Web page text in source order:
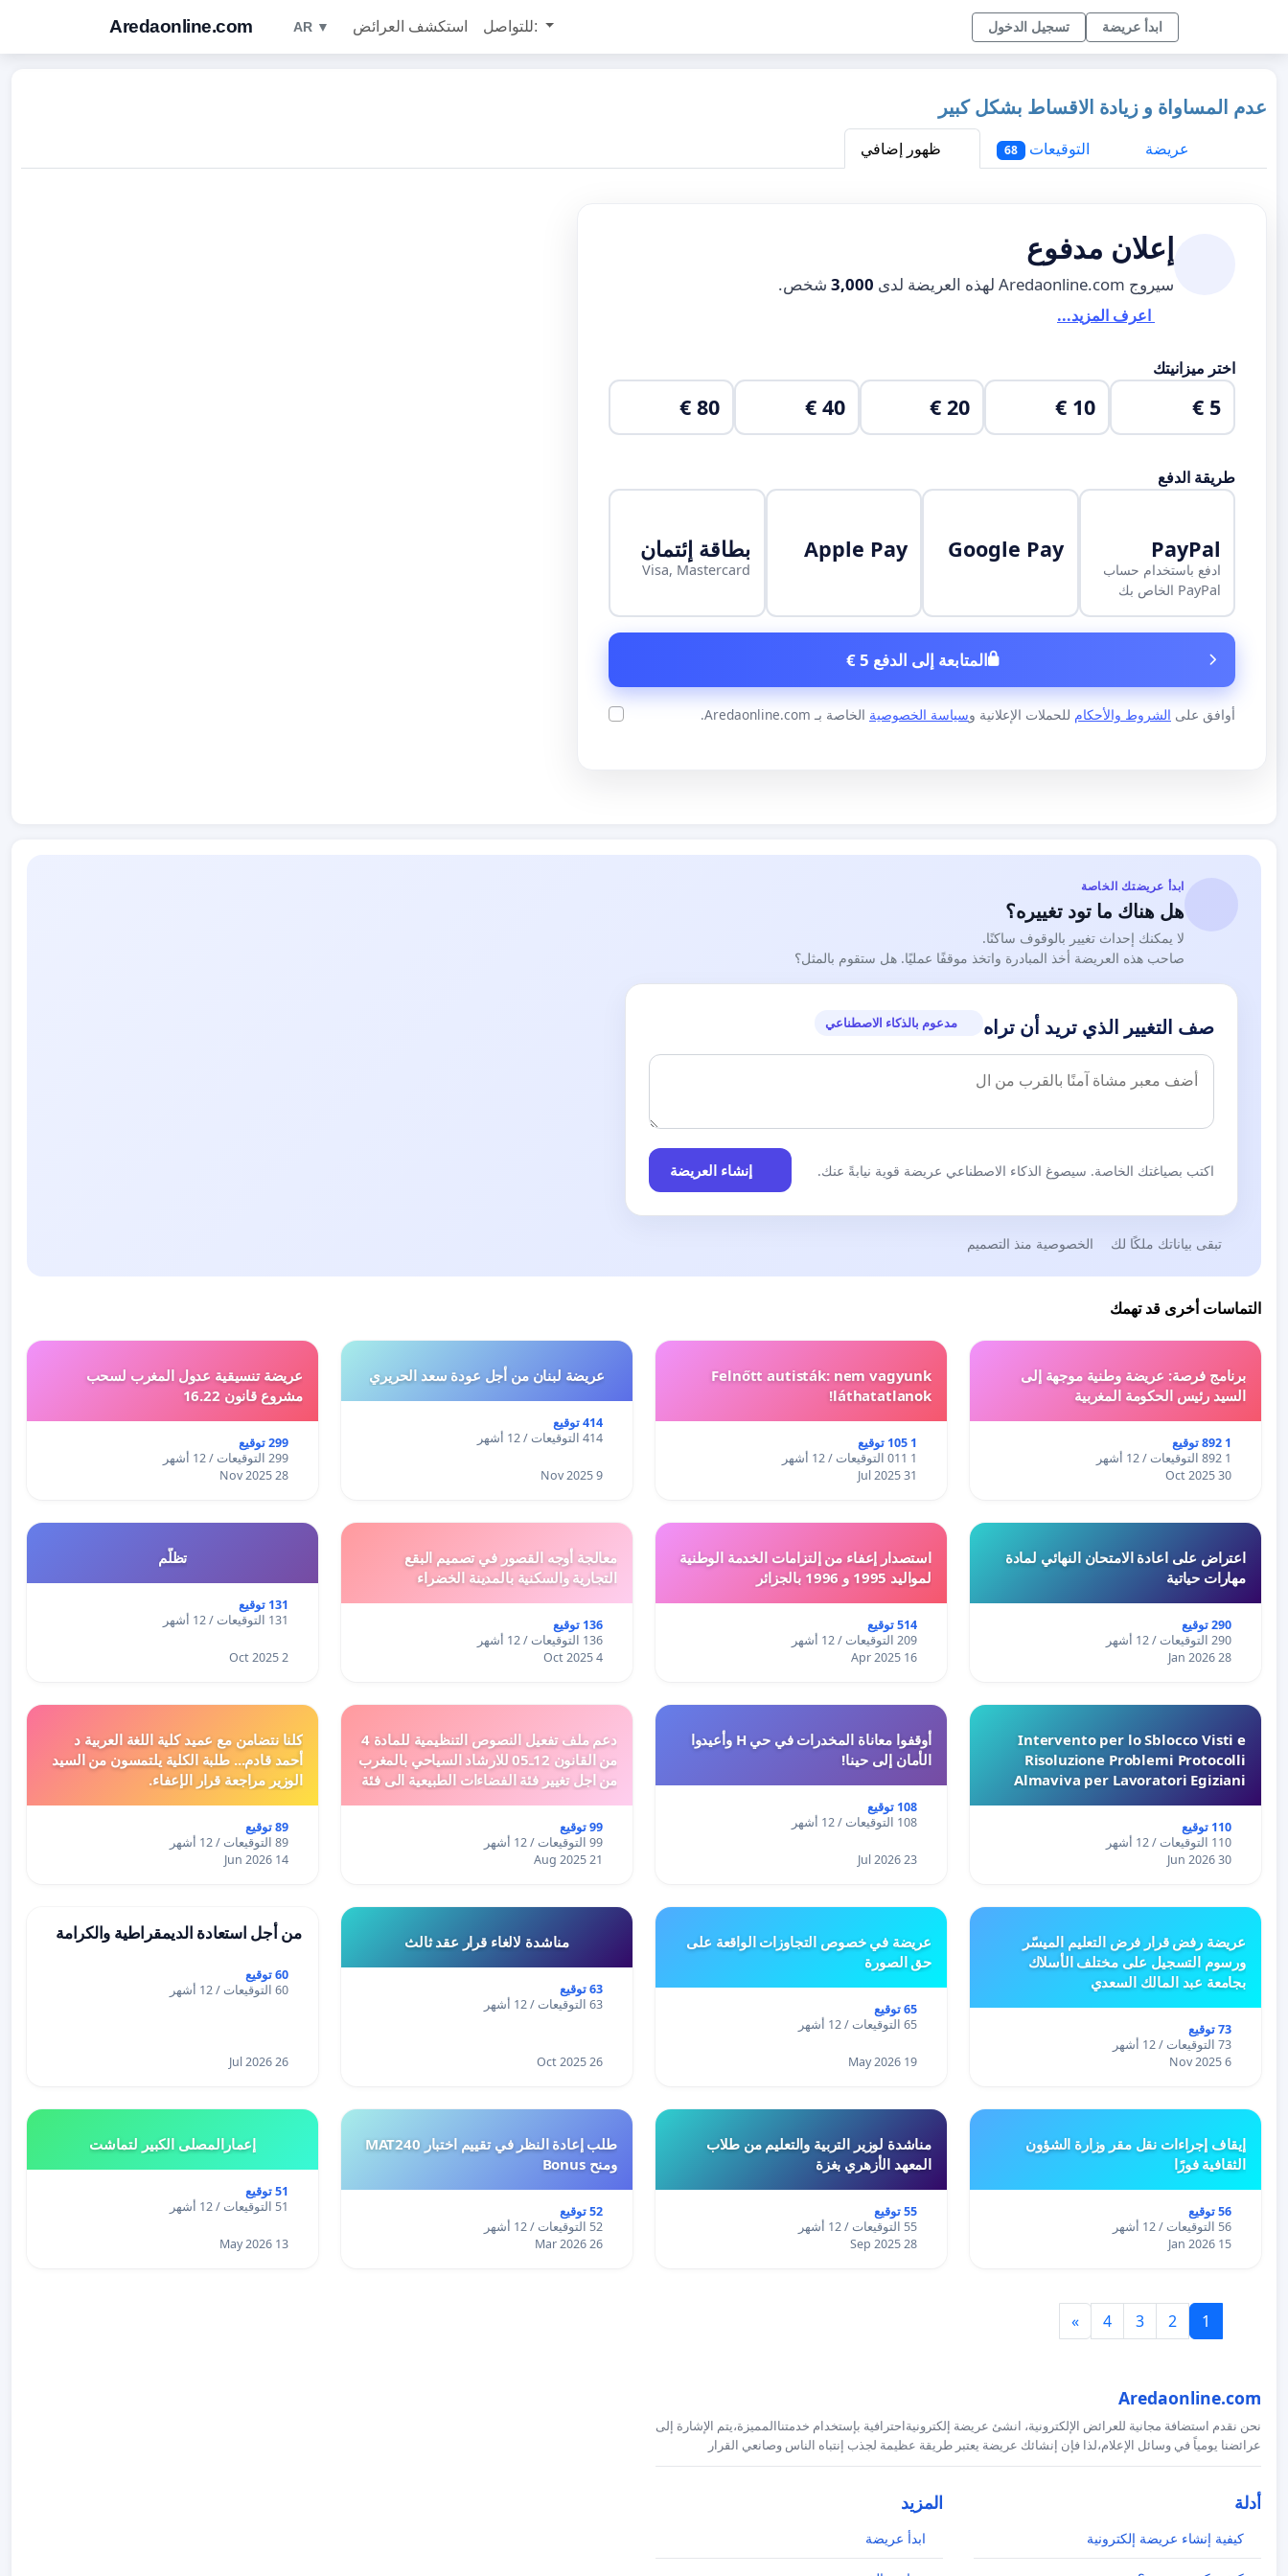
Aredaonline.com AR ▼ استكشف العرائض للتواصل: تسجيل الدخول ابدأ عريضة
عدم المساواة و زيادة الاقساط بشكل كبير
عريضة
التوقيعات 68 ظهور إضافي
إعلان مدفوع
سيروج Aredaonline.com لهذه العريضة لدى 3,000 شخص.
اعرف المزيد...
اختر ميزانيتك
5 €
10 €
20 €
40 €
80 €
طريقة الدفع
PayPal
ادفع باستخدام حساب
PayPal الخاص بك
Google Pay
Apple Pay بطاقة إئتمان
Visa, Mastercard
المتابعة إلى الدفع 5 €
أوافق على الشروط والأحكام للحملات الإعلانية وسياسة الخصوصية الخاصة بـ Aredaonline.com.
ابدأ عريضتك الخاصة
هل هناك ما تود تغييره؟
لا يمكنك إحداث تغيير بالوقوف ساكنًا.
صاحب هذه العريضة أخذ المبادرة واتخذ موقفًا عمليًا. هل ستقوم بالمثل؟
صف التغيير الذي تريد أن تراه مدعوم بالذكاء الاصطناعي
اكتب بصياغتك الخاصة. سيصوغ الذكاء الاصطناعي عريضة قوية نيابةً عنك. إنشاء العريضة
تبقى بياناتك ملكًا لك الخصوصية منذ التصميم
التماسات أخرى قد تهمك
برنامج فرصة: عريضة وطنية موجهة إلى
السيد رئيس الحكومة المغربية
1 892 توقيع
1 892 التوقيعات / 12 أشهر
30 Oct 2025
Felnőtt autisták: nem vagyunk
láthatatlanok!
1 105 توقيع
1 011 التوقيعات / 12 أشهر
31 Jul 2025
عريضة لبنان من أجل عودة سعد الحريري
414 توقيع
414 التوقيعات / 12 أشهر
9 Nov 2025
عريضة تنسيقية عدول المغرب لسحب
مشروع قانون 16.22
299 توقيع
299 التوقيعات / 12 أشهر
28 Nov 2025
اعتراض على اعادة الامتحان النهائي لمادة
مهارات حياتية
290 توقيع
290 التوقيعات / 12 أشهر
28 Jan 2026
استصدار إعفاء من إلتزامات الخدمة الوطنية
لمواليد 1995 و 1996 بالجزائر
514 توقيع
209 التوقيعات / 12 أشهر
16 Apr 2025
معالجة أوجه القصور في تصميم البقع
التجارية والسكنية بالمدينة الخضراء
136 توقيع
136 التوقيعات / 12 أشهر
4 Oct 2025
تظلّم
131 توقيع
131 التوقيعات / 12 أشهر
2 Oct 2025
Intervento per lo Sblocco Visti e
Risoluzione Problemi Protocolli
Almaviva per Lavoratori Egiziani
110 توقيع
110 التوقيعات / 12 أشهر
30 Jun 2026
أوقفوا معاناة المخدرات في حي H وأعيدوا
الأمان إلى حينا!
108 توقيع
108 التوقيعات / 12 أشهر
23 Jul 2026
دعم ملف تفعيل النصوص التنظيمية للمادة 4
من القانون 12ـ05 للارشاد السياحي بالمغرب
من اجل تغيير فئة الفضاءات الطبيعية الى فئة
99 توقيع
99 التوقيعات / 12 أشهر
21 Aug 2025
كلنا نتضامن مع عميد كلية اللغة العربية د
أحمد قادم... طلبة الكلية يلتمسون من السيد
الوزير مراجعة قرار الإعفاء.
89 توقيع
89 التوقيعات / 12 أشهر
14 Jun 2026
عريضة رفض قرار فرض التعليم الميسّر
ورسوم التسجيل على مختلف الأسلاك
بجامعة عبد المالك السعدي
73 توقيع
73 التوقيعات / 12 أشهر
6 Nov 2025
عريضة في خصوص التجاوزات الواقعة على
حق الصورة
65 توقيع
65 التوقيعات / 12 أشهر
19 May 2026
مناشدة لالغاء قرار عقد ثالث
63 توقيع
63 التوقيعات / 12 أشهر
26 Oct 2025
من أجل استعادة الديمقراطية والكرامة
60 توقيع
60 التوقيعات / 12 أشهر
26 Jul 2026
إيقاف إجراءات نقل مقر وزارة الشؤون
الثقافية فورًا
56 توقيع
56 التوقيعات / 12 أشهر
15 Jan 2026
مناشدة لوزير التربية والتعليم من طلاب
المعهد الأزهري بغزة
55 توقيع
55 التوقيعات / 12 أشهر
28 Sep 2025
طلب إعادة النظر في تقييم اختبار MAT240
ومنح Bonus
52 توقيع
52 التوقيعات / 12 أشهر
26 Mar 2026
إعمارالمصلى الكبير لتماشت
51 توقيع
51 التوقيعات / 12 أشهر
13 May 2026
1
2
3
4
»
Aredaonline.com
نحن نقدم استضافة مجانية للعرائض الإلكترونية، انشئ عريضة إلكترونيةاحترافية بإستخدام خدمتناالمميزة،يتم الإشارة إلى
عرائضنا يومياً في وسائل الإعلام،لذا فإن إنشائك عريضة يعتبر طريقة عظيمة لجذب إنتباه الناس وصانعي القرار
أدلة
كيفية إنشاء عريضة إلكترونية
المزيد
ابدأ عريضة